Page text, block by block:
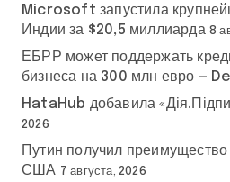
Microsoft запустила
Индии за $20,5 миллиарда 8
ЕБРР может поддержать
бизнеса на 300 млн евро —
HataHub добавила
2026
Путин получил
США 7 августа, 2026